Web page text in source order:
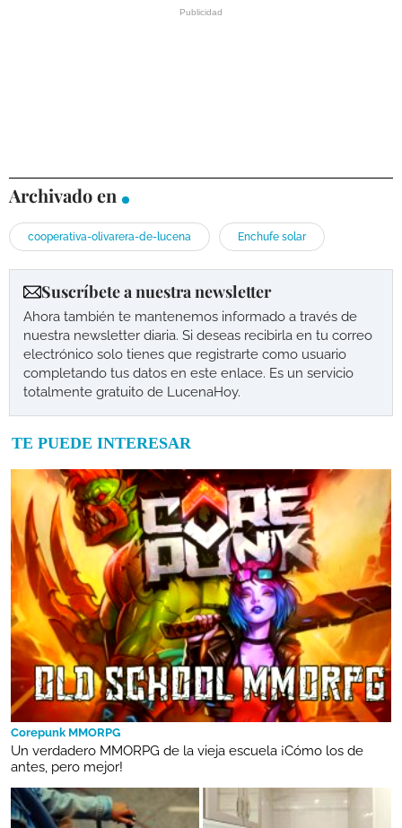
Archivado en
cooperativa-olivarera-de-lucena Enchufe solar
Suscríbete a nuestra newsletter
Ahora también te mantenemos informado a través de
nuestra newsletter diaria. Si deseas recibirla en tu correo
electrónico solo tienes que registrarte como usuario
completando tus datos en este enlace. Es un servicio
totalmente gratuito de LucenaHoy.
TE PUEDE INTERESAR
Corepunk MMORPG
Un verdadero MMORPG de la vieja escuela ¡Cómo los de
antes, pero mejor!